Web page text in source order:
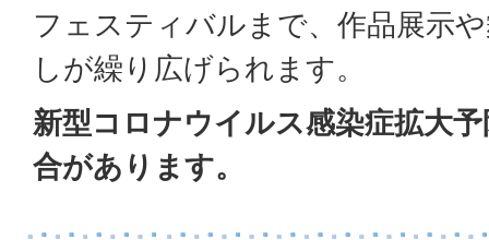
フェスティバルまで、作品展示
しが繰り広げられます。
新型コロナウイルス感染症拡大
合があります。